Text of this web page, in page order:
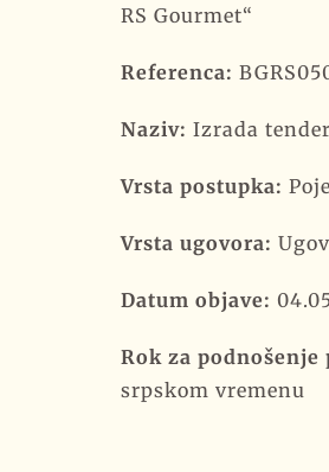
RS Gourmet“
Referenca:
Naziv: Izrada
Vrsta postupka:
Vrsta ugovora:
Datum objave:
Rok za podnošenje
srpskom vremenu